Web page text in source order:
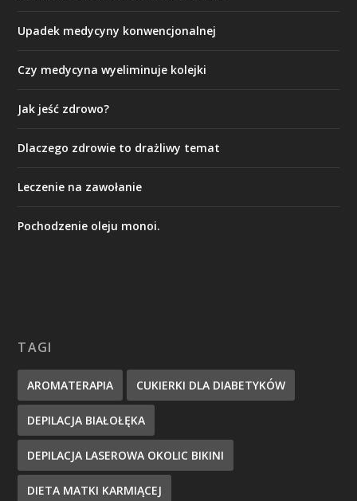
Upadek medycyny konwencjonalnej
Czy medycyna wyeliminuje kolejki
Jak jeść zdrowo?
Dlaczego zdrowie to drażliwy temat
Leczenie na zawołanie
Pochodzenie oleju monoi.
TAGI
AROMATERAPIA CUKIERKI DLA DIABETYKÓW
DEPILACJA BIAŁOŁĘKA
DEPILACJA LASEROWA OKOLIC BIKINI
DIETA MATKI KARMIĄCEJ